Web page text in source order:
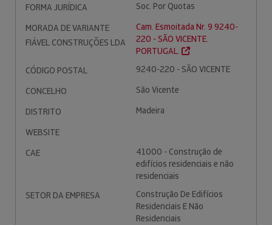
FORMA JURÍDICA
Soc. Por Quotas
MORADA DE VARIANTE
FIÁVEL CONSTRUÇÕES LDA
Cam. Esmoitada Nr. 9 9240-
220 - SÃO VICENTE.
PORTUGAL.
CÓDIGO POSTAL
9240-220 - SÃO VICENTE
CONCELHO
São Vicente
DISTRITO
Madeira
WEBSITE
CAE
41000 - Construção de
edifícios residenciais e não
residenciais
SETOR DA EMPRESA
Construção De Edifícios
Residenciais E Não
Residenciais